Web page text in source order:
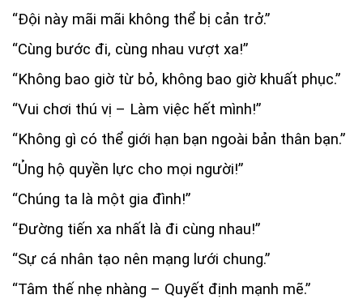
“Đội này mãi mãi không thể bị cản trở.”
“Cùng bước đi, cùng nhau vượt xa!”
“Không bao giờ từ bỏ, không bao giờ khuất phục.”
“Vui chơi thú vị – Làm việc hết mình!”
“Không gì có thể giới hạn bạn ngoài bản thân bạn.”
“Ủng hộ quyền lực cho mọi người!”
“Chúng ta là một gia đình!”
“Đường tiến xa nhất là đi cùng nhau!”
“Sự cá nhân tạo nên mạng lưới chung.”
“Tâm thế nhẹ nhàng – Quyết định mạnh mẽ.”